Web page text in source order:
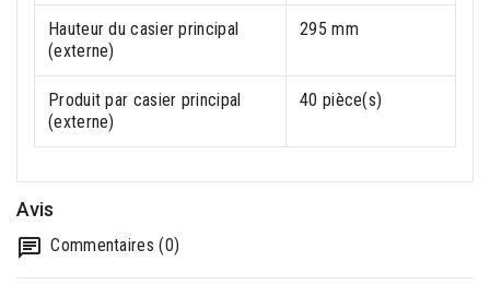
Hauteur du casier principal
(externe)
295 mm
Produit par casier principal
(externe)
40 pièce(s)
Avis
Commentaires (0)